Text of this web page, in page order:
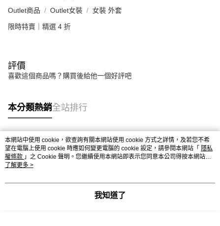
Outlet商品 Outlet女裝 女裝 外套
限時特賣｜精選 4 折
評價
喜歡這個商品嗎？購買後給他一個好評吧
本分類熱銷全站排行
熱門標籤
本網站中使用 cookie，欲查詢有關本網站使用 cookie 方式之詳情，及若您不希
望在電腦上使用 cookie 時應如何變更電腦的 cookie 設定，請參閱本網站「 隱私
權條款 」之 Cookie 聲明。您繼續使用本網站即表示您同意本公司得按本網站使
用條款之 Cookie 聲明使用 cookie。
了解更多 >
我知道了